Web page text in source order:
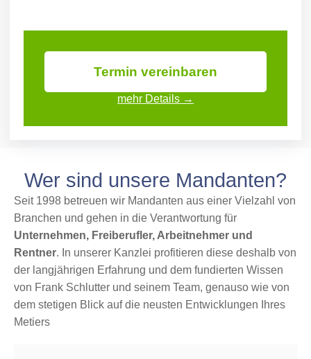
Termin vereinbaren
mehr Details →
Wer sind unsere Mandanten?
Seit 1998 betreuen wir Mandanten aus einer Vielzahl von
Branchen und gehen in die Verantwortung für
Unternehmen, Freiberufler, Arbeitnehmer und
Rentner. In unserer Kanzlei profitieren diese deshalb von
der langjährigen Erfahrung und dem fundierten Wissen
von Frank Schlutter und seinem Team, genauso wie von
dem stetigen Blick auf die neusten Entwicklungen Ihres
Metiers